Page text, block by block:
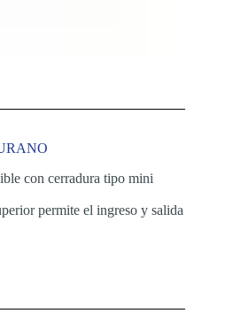
con cerradura tipo mini
permite el ingreso y salida